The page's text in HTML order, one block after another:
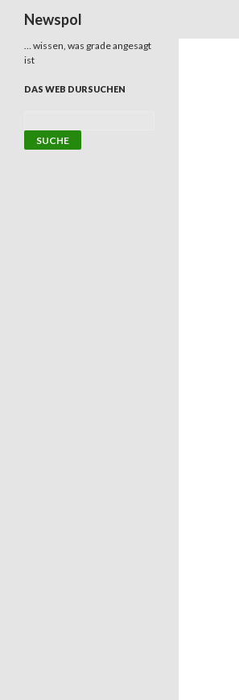
Newspol
… wissen, was grade angesagt
ist
DAS WEB DURSUCHEN